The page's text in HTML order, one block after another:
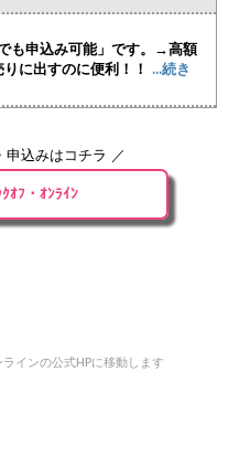
も申込み可能」です。→高額
に出すのに便利！！ ...続き
申込みはコチラ ／
ｵﾌ・ｵﾝﾗｲﾝ
インの公式HPに移動します